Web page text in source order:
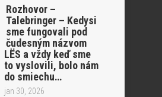
Rozhovor –
Talebringer – Kedysi
sme fungovali pod
čudesným názvom
LËS a vždy keď sme
to vyslovili, bolo nám
do smiechu…
jan 30, 2026